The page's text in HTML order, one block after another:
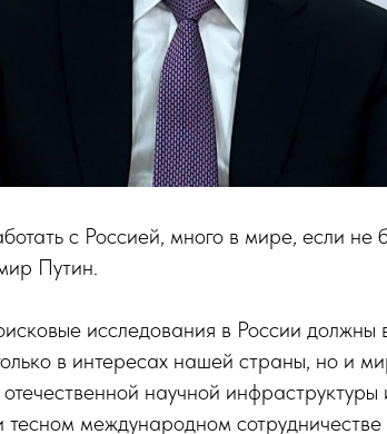
с Россией, много в мире, если не
Путин.
исследования в России
в интересах нашей страны, но и
научной инфраструктуры
международном сотрудничестве